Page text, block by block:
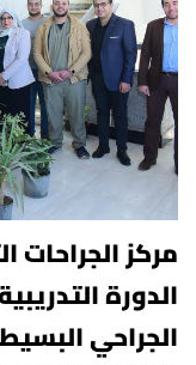
ادارة الازمات
الخدمات الالكترونية
التخطيط
وحدة الصيانة
وحدة ابحاث
كلية الطب جامعة
كلية الطب جامعة
كلية الطب جامعة
كلية الطب جامعة
كلية الطب جامعة
كلية الطب بقنا
كلية الطب
كلية الطب جامعة
مركز
الدورة
الجراحي